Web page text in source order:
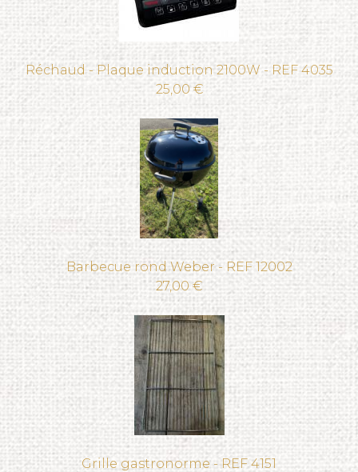
Réchaud - Plaque induction 2100W - REF 4035
25,00 €
Barbecue rond Weber - REF 12002
27,00 €
Grille gastronorme - REF 4151